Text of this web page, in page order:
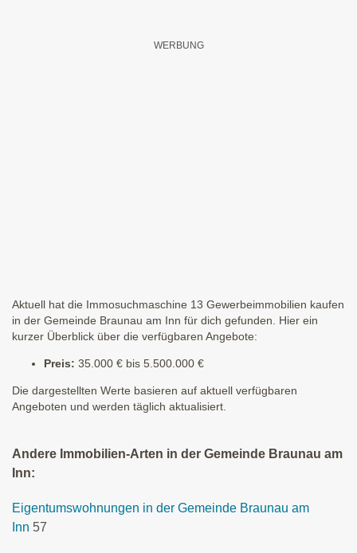
Aktuell hat die Immosuchmaschine 13 Gewerbeimmobilien kaufen
in der Gemeinde Braunau am Inn für dich gefunden. Hier ein
kurzer Überblick über die verfügbaren Angebote:
Preis: 35.000 € bis 5.500.000 €
Die dargestellten Werte basieren auf aktuell verfügbaren
Angeboten und werden täglich aktualisiert.
Andere Immobilien-Arten in der Gemeinde Braunau am
Inn:
Eigentumswohnungen in der Gemeinde Braunau am
Inn 57